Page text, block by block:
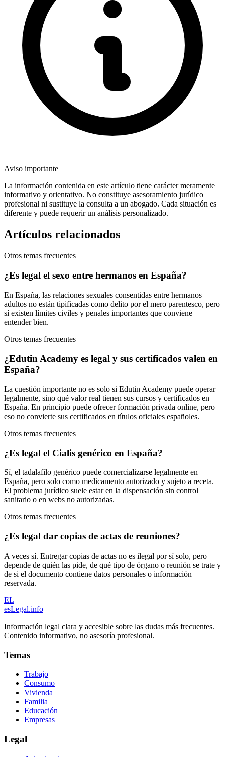
Aviso importante
La información contenida en este artículo tiene carácter meramente
informativo y orientativo. No constituye asesoramiento jurídico
profesional ni sustituye la consulta a un abogado. Cada situación es
diferente y puede requerir un análisis personalizado.
Artículos relacionados
Otros temas frecuentes
¿Es legal el sexo entre hermanos en España?
En España, las relaciones sexuales consentidas entre hermanos
adultos no están tipificadas como delito por el mero parentesco, pero
sí existen límites civiles y penales importantes que conviene
entender bien.
Otros temas frecuentes
¿Edutin Academy es legal y sus certificados valen en
España?
La cuestión importante no es solo si Edutin Academy puede operar
legalmente, sino qué valor real tienen sus cursos y certificados en
España. En principio puede ofrecer formación privada online, pero
eso no convierte sus certificados en títulos oficiales españoles.
Otros temas frecuentes
¿Es legal el Cialis genérico en España?
Sí, el tadalafilo genérico puede comercializarse legalmente en
España, pero solo como medicamento autorizado y sujeto a receta.
El problema jurídico suele estar en la dispensación sin control
sanitario o en webs no autorizadas.
Otros temas frecuentes
¿Es legal dar copias de actas de reuniones?
A veces sí. Entregar copias de actas no es ilegal por sí solo, pero
depende de quién las pide, de qué tipo de órgano o reunión se trate y
de si el documento contiene datos personales o información
reservada.
EL
esLegal.info
Información legal clara y accesible sobre las dudas más frecuentes.
Contenido informativo, no asesoría profesional.
Temas
Trabajo
Consumo
Vivienda
Familia
Educación
Empresas
Legal